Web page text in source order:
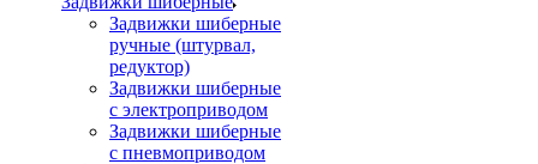
Задвижки шиберные
ручные (штурвал,
редуктор)
Задвижки шиберные
с электроприводом
Задвижки шиберные
с пневмоприводом